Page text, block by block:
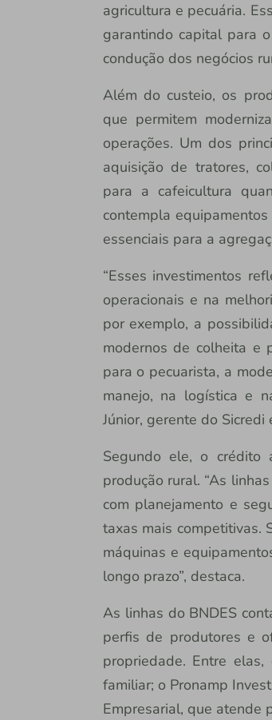
agricultura e pecuária.
garantindo capital para
condução dos negócios
Além do custeio, os
que permitem
operações. Um dos
aquisição de tratores,
para a cafeicultura
contempla
essenciais para a
“Esses investimentos
operacionais e na
por exemplo, a
modernos de colheita e
para o pecuarista, a
manejo, na logística e
Júnior, gerente do
Segundo ele, o crédito
produção rural. “As
com planejamento e
taxas mais competitivas.
máquinas e
longo prazo”, destaca.
As linhas do BNDES
perfis de produtores e
propriedade. Entre
familiar; o Pronamp
Empresarial, que atende